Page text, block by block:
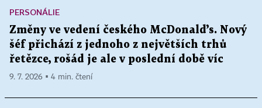
PERSONÁLIE
Změny ve vedení českého McDonald’s. Nový
šéf přichází z jednoho z největších trhů
řetězce, rošád je ale v poslední době víc
9. 7. 2026 ▪ 4 min. čtení